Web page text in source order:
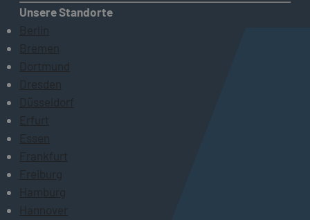
Unsere Standorte
Berlin
Bremen
Dortmund
Dresden
Düsseldorf
Erfurt
Essen
Frankfurt
Freiburg
Hamburg
Hannover